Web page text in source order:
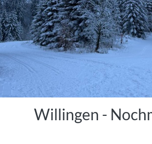
Willingen -